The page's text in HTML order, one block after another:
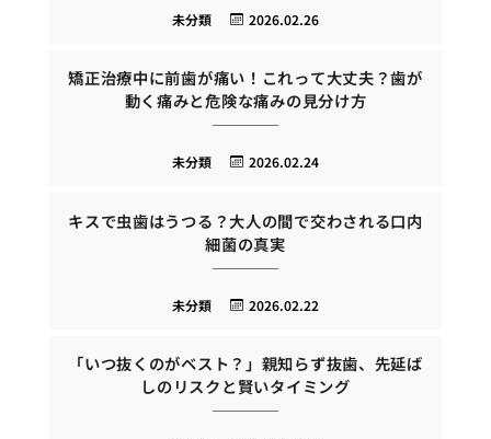
2026.02.26
未分類
矯正治療中に前歯が痛い！これって大丈夫？歯が
動く痛みと危険な痛みの見分け方
2026.02.24
未分類
キスで虫歯はうつる？大人の間で交わされる口内
細菌の真実
2026.02.22
未分類
「いつ抜くのがベスト？」親知らず抜歯、先延ば
しのリスクと賢いタイミング